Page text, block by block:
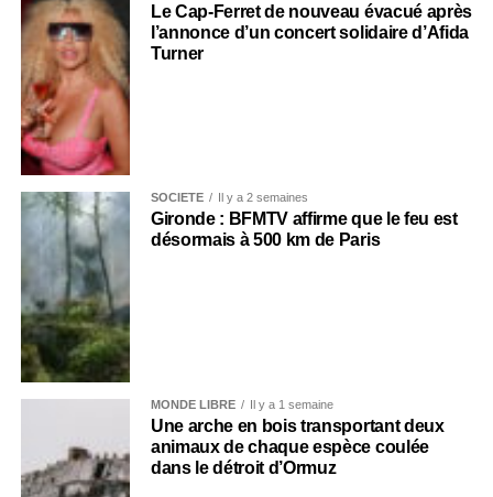
Le Cap-Ferret de nouveau évacué après
l’annonce d’un concert solidaire d’Afida
Turner
SOCIÉTÉ Il y a 2 semaines
Gironde : BFMTV affirme que le feu est
désormais à 500 km de Paris
MONDE LIBRE Il y a 1 semaine
Une arche en bois transportant deux
animaux de chaque espèce coulée
dans le détroit d’Ormuz